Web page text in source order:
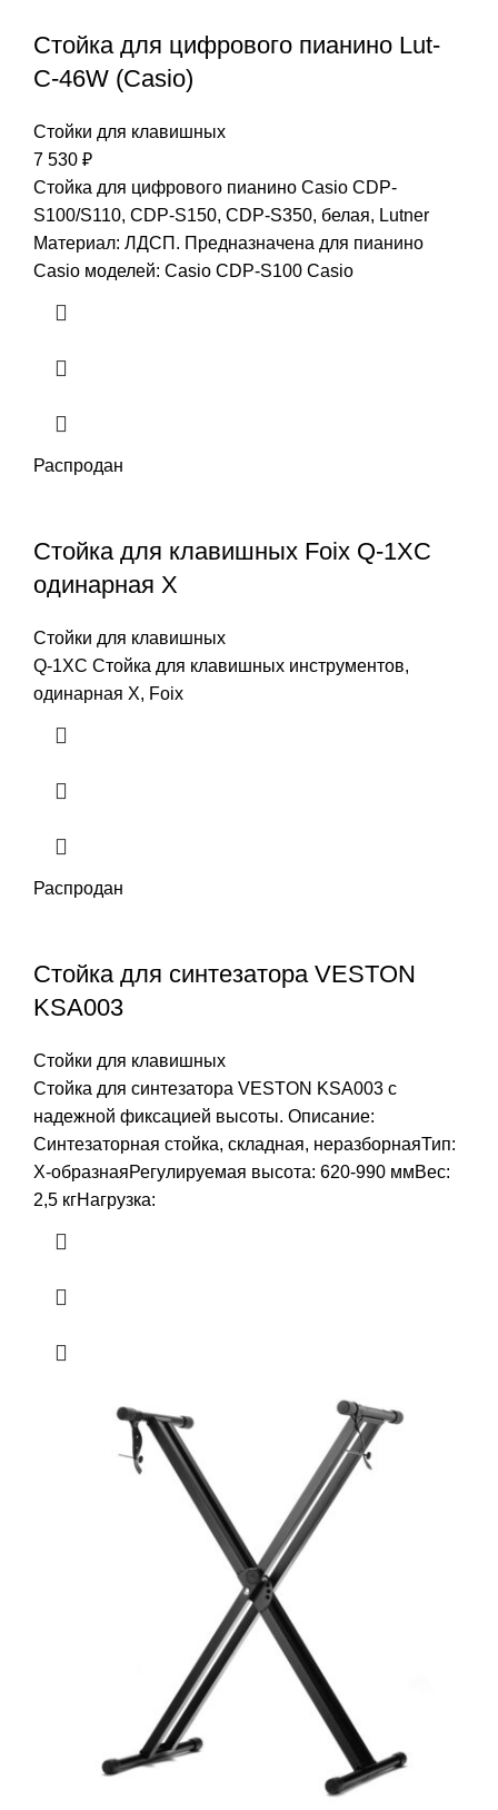
Стойка для цифрового пианино Lut-
C-46W (Casio)
Стойки для клавишных
7 530 ₽
Стойка для цифрового пианино Casio CDP-
S100/S110, CDP-S150, CDP-S350, белая, Lutner
Материал: ЛДСП. Предназначена для пианино
Casio моделей: Casio CDP-S100 Casio
Распродан
Стойка для клавишных Foix Q-1XC
одинарная X
Стойки для клавишных
Q-1XC Стойка для клавишных инструментов,
одинарная X, Foix
Распродан
Стойка для синтезатора VESTON
KSA003
Стойки для клавишных
Стойка для синтезатора VESTON KSA003 с
надежной фиксацией высоты. Описание:
Синтезаторная стойка, складная, неразборнаяТип:
Х-образнаяРегулируемая высота: 620-990 ммВес:
2,5 кгНагрузка: